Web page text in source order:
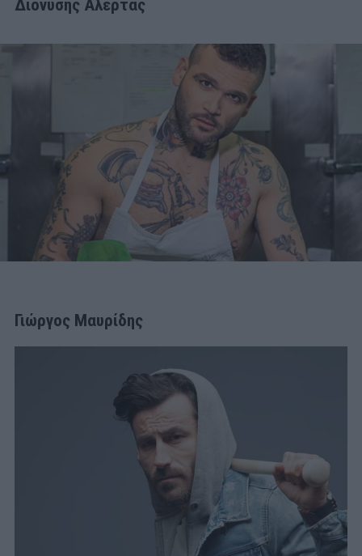
Διονύσης Αλέρτας
Γιώργος Μαυρίδης